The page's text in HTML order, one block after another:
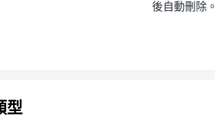
後自動刪除。
型